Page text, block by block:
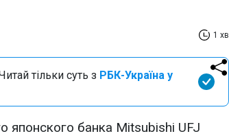
1 хв
тільки суть з РБК-Україна у
японского банка Mitsubishi UFJ